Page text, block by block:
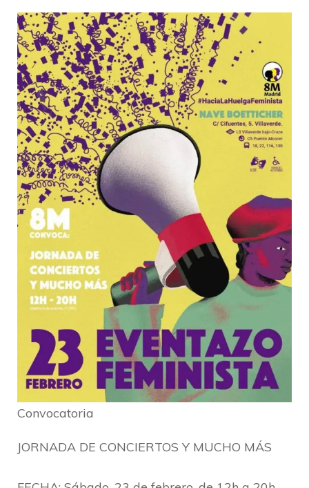
Convocatoria
JORNADA DE CONCIERTOS Y MUCHO MÁS